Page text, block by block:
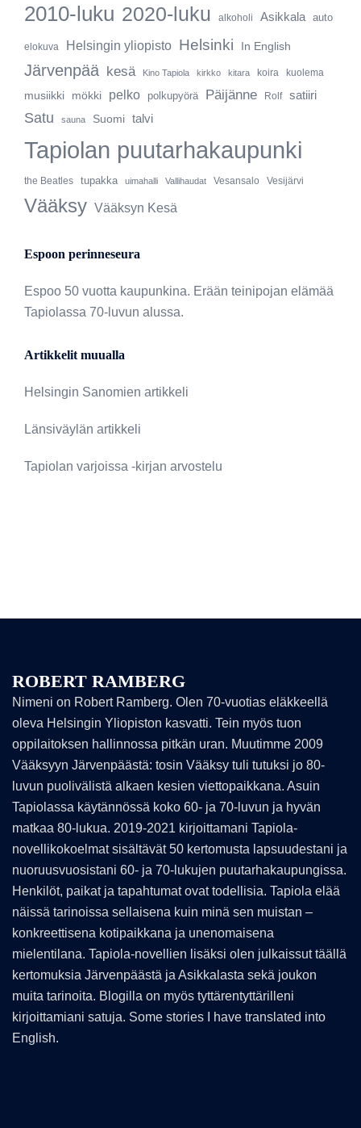
2010-luku 2020-luku alkoholi Asikkala auto
elokuva Helsingin yliopisto Helsinki In English
Järvenpää kesä Kino Tapiola kirkko kitara koira kuolema
musiikki mökki pelko polkupyörä Päijänne Rolf satiiri
Satu sauna Suomi talvi
Tapiolan puutarhakaupunki
the Beatles tupakka uimahalli Vallihaudat Vesansalo Vesijärvi
Vääksy Vääksyn Kesä
Espoon perinneseura
Espoo 50 vuotta kaupunkina. Erään teinipojan elämää
Tapiolassa 70-luvun alussa.
Artikkelit muualla
Helsingin Sanomien artikkeli
Länsiväylän artikkeli
Tapiolan varjoissa -kirjan arvostelu
ROBERT RAMBERG
Nimeni on Robert Ramberg. Olen 70-vuotias eläkkeellä
oleva Helsingin Yliopiston kasvatti. Tein myös tuon
oppilaitoksen hallinnossa pitkän uran. Muutimme 2009
Vääksyyn Järvenpäästä: tosin Vääksy tuli tutuksi jo 80-
luvun puolivälistä alkaen kesien viettopaikkana. Asuin
Tapiolassa käytännössä koko 60- ja 70-luvun ja hyvän
matkaa 80-lukua. 2019-2021 kirjoittamani Tapiola-
novellikokoelmat sisältävät 50 kertomusta lapsuudestani ja
nuoruusvuosistani 60- ja 70-lukujen puutarhakaupungissa.
Henkilöt, paikat ja tapahtumat ovat todellisia. Tapiola elää
näissä tarinoissa sellaisena kuin minä sen muistan –
konkreettisena kotipaikkana ja unenomaisena
mielentilana. Tapiola-novellien lisäksi olen julkaissut täällä
kertomuksia Järvenpäästä ja Asikkalasta sekä joukon
muita tarinoita. Blogilla on myös tyttärentyttärilleni
kirjoittamiani satuja. Some stories I have translated into
English.